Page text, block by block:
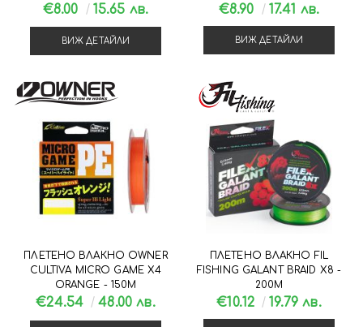
€8.00 15.65 лв.
ВИЖ ДЕТАЙЛИ
€8.90 17.41 лв.
ВИЖ ДЕТАЙЛИ
ПЛЕТЕНО ВЛАКНО OWNER
CULTIVA MICRO GAME X4
ORANGE - 150М
€24.54 48.00 лв.
ПЛЕТЕНО ВЛАКНО FIL
FISHING GALANT BRAID X8 -
200М
€10.12 19.79 лв.